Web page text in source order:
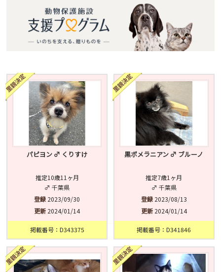
パピヨン ♂ くりすけ
推定10歳11ヶ月
♂ 千葉県
登録 2023/09/30
更新 2024/01/14
掲載番号：D343375
黒ポメラニアン ♂ ブルーノ
推定7歳1ヶ月
♂ 千葉県
登録2023/08/13
更新2024/01/14
掲載番号：D341846